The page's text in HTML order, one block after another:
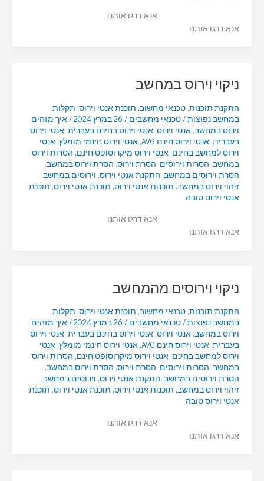
אנא דרגו אותנו
אנא דרגו אותנו
ניקוי וירוס במחשב
התקנת תוכנות, טכנאי מחשוב, תוכנת אנטי וירוס, תקלות
במחשב נפוצות/טכנאי מחשבים / 26 במרץ 2024 /איך מזהים
וירוס במחשב, אנטי וירוס, אנטי וירוס בחינם בעברית, אנטי וירוס
בעברית, אנטי וירוס חינם AVG , אנטי וירוס חינמי מומלץ, אנטי
וירוס למחשב בחינם, אנטי וירוס מיקרוסופט חינם, הסרות וירוס
במחשב, הסרות וירוסים, הסרת וירוס, הסרת וירוס במחשב,
הסרת וירוסים במחשב, התקנת אנטי וירוס, וירוסים במחשב,
זיהוי וירוס במחשב, תוכנות אנטי וירוס, תוכנת אנטי וירוס, תוכנת
אנטי וירוס טובה
אנא דרגו אותנו
אנא דרגו אותנו
ניקוי וירוסים מהמחשב
התקנת תוכנות, טכנאי מחשוב, תוכנת אנטי וירוס, תקלות
במחשב נפוצות/טכנאי מחשבים / 26 במרץ 2024 /איך מזהים
וירוס במחשב, אנטי וירוס, אנטי וירוס בחינם בעברית, אנטי וירוס
בעברית, אנטי וירוס חינם AVG , אנטי וירוס חינמי מומלץ, אנטי
וירוס למחשב בחינם, אנטי וירוס מיקרוסופט חינם, הסרות וירוס
במחשב, הסרות וירוסים, הסרת וירוס, הסרת וירוס במחשב,
הסרת וירוסים במחשב, התקנת אנטי וירוס, וירוסים במחשב,
זיהוי וירוס במחשב, תוכנות אנטי וירוס, תוכנת אנטי וירוס, תוכנת
אנטי וירוס טובה
אנא דרגו אותנו
אנא דרגו אותנו